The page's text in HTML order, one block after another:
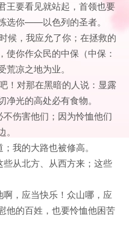
王要看见就站起，首领也要
选你——以色列的圣者。
候，我应允了你；在拯救的
使你作众民的中保（中保：
凉之地为业。
！对那在黑暗的人说：显露
光的高处必有食物。
伤害他们；因为怜恤他们
我的大路也被修高。
从北方、从西方来；这些
，应当快乐！众山哪，应
他的百姓，也要怜恤他困苦